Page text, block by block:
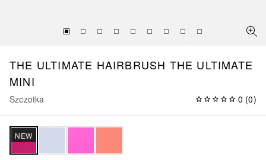
THE ULTIMATE HAIRBRUSH THE ULTIMATE
MINI
Szczotka 0 (0)
NEW